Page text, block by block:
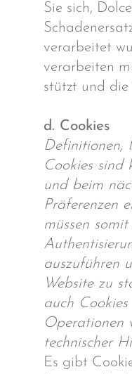
Sie sich,
verarbeitet
verarbeiten
stützt und
d. Cookies
Definitionen,
Cookies sind
und beim
Präferenzen
müssen
auszuführen
Website zu
auch
Operationen
technischer
Es gibt